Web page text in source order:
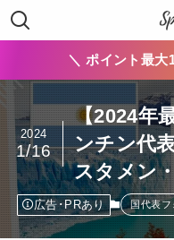
＼ ポイント最大
【2024年
ンチン代
スタメン
2024
1/16
広告･PRあり 国代表フ